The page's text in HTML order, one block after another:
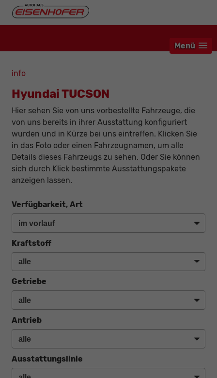
Menü
info
Hyundai TUCSON
Hier sehen Sie von uns vorbestellte Fahrzeuge, die
von uns bereits in ihrer Ausstattung konfiguriert
wurden und in Kürze bei uns eintreffen. Klicken Sie
in das Foto oder einen Fahrzeugnamen, um alle
Details dieses Fahrzeugs zu sehen. Oder Sie können
sich durch Klick bestimmte Ausstattungspakete
anzeigen lassen.
Verfügbarkeit, Art
Kraftstoff
Getriebe
Antrieb
Ausstattungslinie